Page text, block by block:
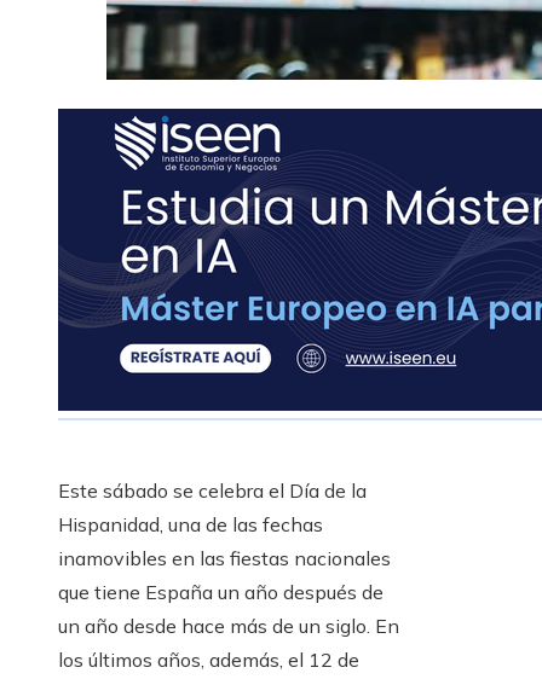
Este sábado se celebra el Día de la
Hispanidad, una de las fechas
inamovibles en las fiestas nacionales
que tiene España un año después de
un año desde hace más de un siglo. En
los últimos años, además, el 12 de